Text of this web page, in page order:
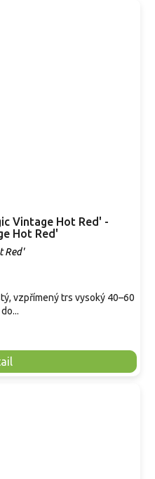
Vintage Hot Red' -
Hot Red'
Red'
vzpřímený trs vysoký 40–60